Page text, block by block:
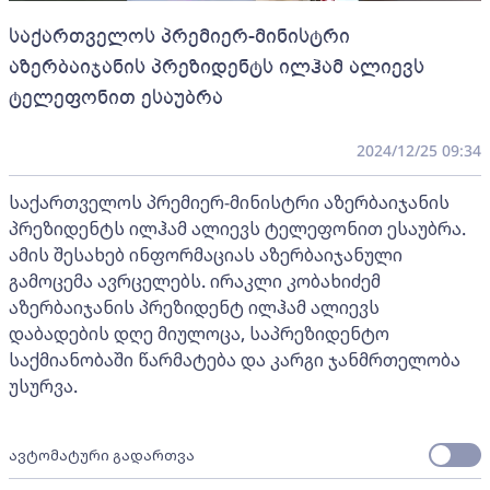
საქართველოს პრემიერ-მინისტრი
აზერბაიჯანის პრეზიდენტს ილჰამ ალიევს
ტელეფონით ესაუბრა
2024/12/25 09:34
საქართველოს პრემიერ-მინისტრი აზერბაიჯანის
პრეზიდენტს ილჰამ ალიევს ტელეფონით ესაუბრა.
ამის შესახებ ინფორმაციას აზერბაიჯანული
გამოცემა ავრცელებს. ირაკლი კობახიძემ
აზერბაიჯანის პრეზიდენტ ილჰამ ალიევს
დაბადების დღე მიულოცა, საპრეზიდენტო
საქმიანობაში წარმატება და კარგი ჯანმრთელობა
უსურვა.
ავტომატური გადართვა